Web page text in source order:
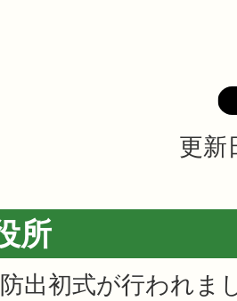
更新
所
出初式が行われま